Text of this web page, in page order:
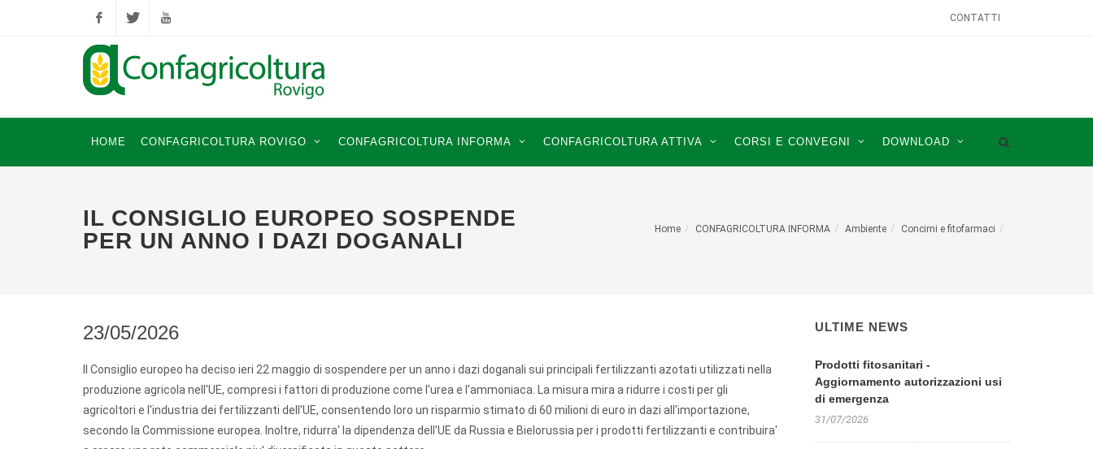
FacebookTwitter YouTube
CONTATTI
HOME CONFAGRICOLTURA ROVIGO CONFAGRICOLTURA INFORMA CONFAGRICOLTURA ATTIVA CORSI E CONVEGNI DOWNLOAD
IL CONSIGLIO EUROPEO SOSPENDE
PER UN ANNO I DAZI DOGANALI
Home CONFAGRICOLTURA INFORMA Ambiente Concimi e fitofarmaci
23/05/2026
Il Consiglio europeo ha deciso ieri 22 maggio di sospendere per un anno i dazi doganali sui principali fertilizzanti azotati utilizzati nella
produzione agricola nell'UE, compresi i fattori di produzione come l'urea e l'ammoniaca. La misura mira a ridurre i costi per gli
agricoltori e l'industria dei fertilizzanti dell'UE, consentendo loro un risparmio stimato di 60 milioni di euro in dazi all'importazione,
secondo la Commissione europea. Inoltre, ridurra' la dipendenza dell'UE da Russia e Bielorussia per i prodotti fertilizzanti e contribuira'
ULTIME NEWS
Prodotti fitosanitari -
Aggiornamento autorizzazioni usi
di emergenza
31/07/2026